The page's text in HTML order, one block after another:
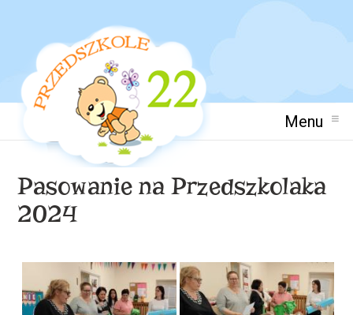
Menu
Pasowanie na Przedszkolaka
2024